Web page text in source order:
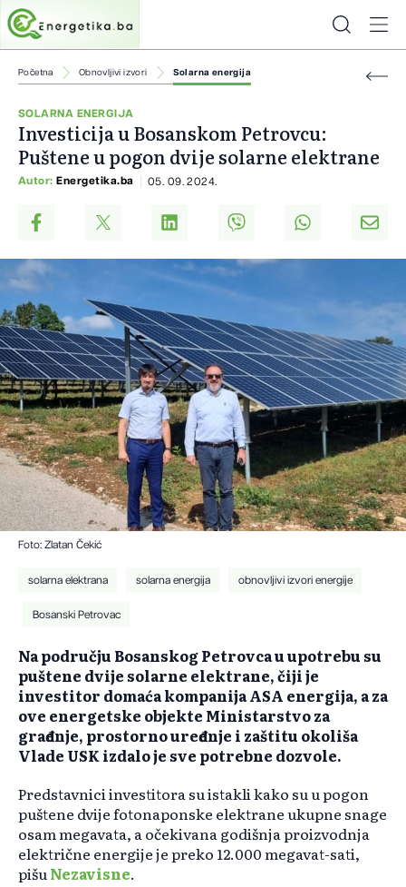
Početna Obnovljivi izvori Solarna energija
SOLARNA ENERGIJA
Investicija u Bosanskom Petrovcu:
Puštene u pogon dvije solarne elektrane
Autor: Energetika.ba 05. 09. 2024.
Foto: Zlatan Čekić
solarna elektrana solarna energija obnovljivi izvori energije
Bosanski Petrovac
Na području Bosanskog Petrovca u upotrebu su
puštene dvije solarne elektrane, čiji je
investitor domaća kompanija ASA energija, a za
ove energetske objekte Ministarstvo za
građenje, prostorno uređenje i zaštitu okoliša
Vlade USK izdalo je sve potrebne dozvole.
Predstavnici investitora su istakli kako su u pogon
puštene dvije fotonaponske elektrane ukupne snage
osam megavata, a očekivana godišnja proizvodnja
električne energije je preko 12.000 megavat-sati,
pišuNezavisne.